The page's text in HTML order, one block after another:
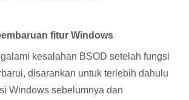
fitur Windows
kesalahan BSOD setelah fungsi
disarankan untuk terlebih dahulu
Windows sebelumnya dan